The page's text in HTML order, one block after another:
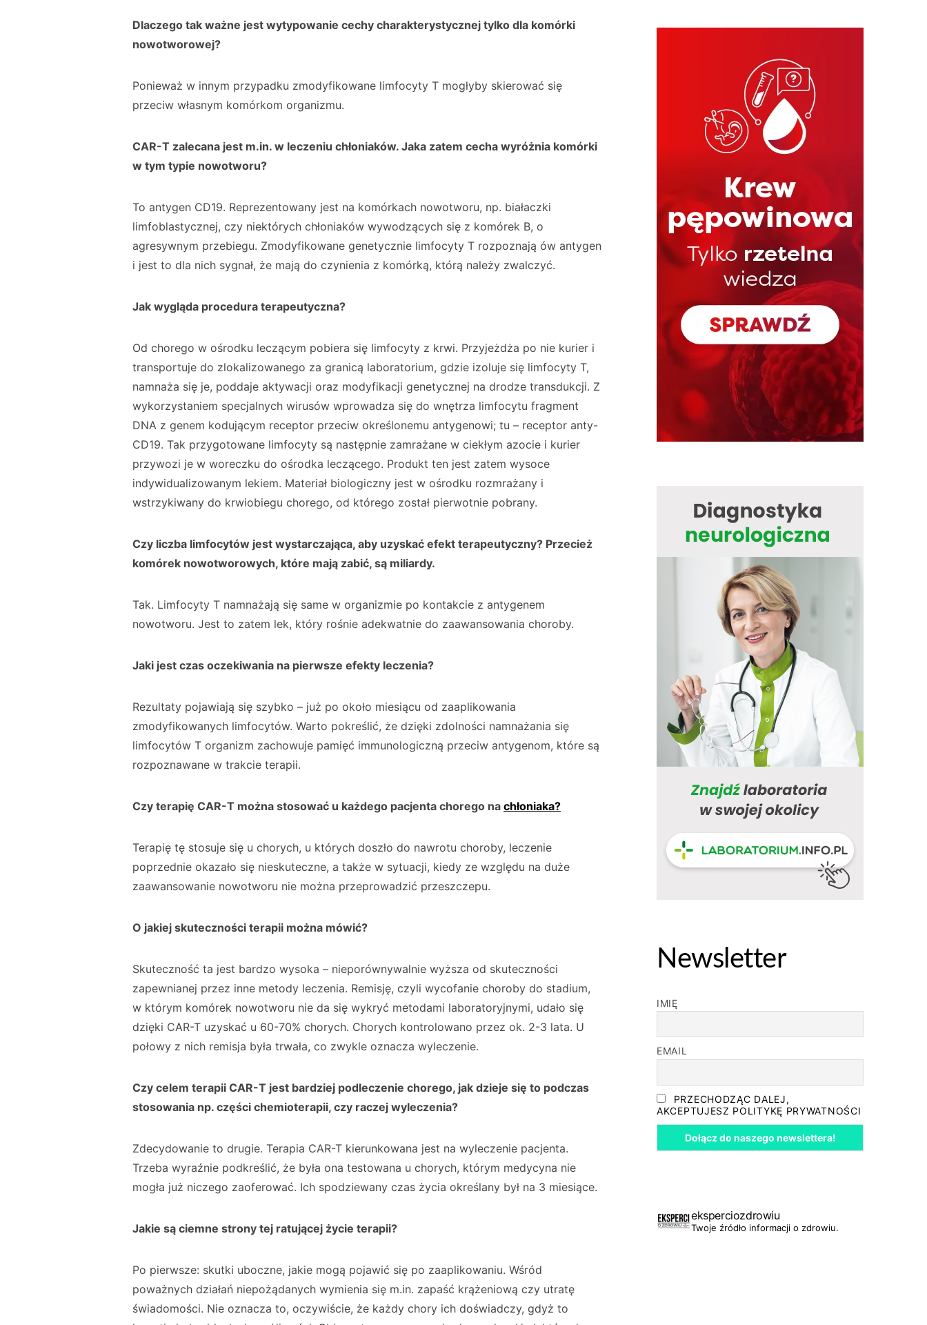
Dlaczego tak ważne jest wytypowanie cechy charakterystycznej tylko dla komórki
nowotworowej?
Ponieważ w innym przypadku zmodyfikowane limfocyty T mogłyby skierować się
przeciw własnym komórkom organizmu.
CAR-T zalecana jest m.in. w leczeniu chłoniaków. Jaka zatem cecha wyróżnia komórki
w tym typie nowotworu?
To antygen CD19. Reprezentowany jest na komórkach nowotworu, np. białaczki
limfoblastycznej, czy niektórych chłoniaków wywodzących się z komórek B, o
agresywnym przebiegu. Zmodyfikowane genetycznie limfocyty T rozpoznają ów antygen
i jest to dla nich sygnał, że mają do czynienia z komórką, którą należy zwalczyć.
Jak wygląda procedura terapeutyczna?
Od chorego w ośrodku leczącym pobiera się limfocyty z krwi. Przyjeżdża po nie kurier i
transportuje do zlokalizowanego za granicą laboratorium, gdzie izoluje się limfocyty T,
namnaża się je, poddaje aktywacji oraz modyfikacji genetycznej na drodze transdukcji. Z
wykorzystaniem specjalnych wirusów wprowadza się do wnętrza limfocytu fragment
DNA z genem kodującym receptor przeciw określonemu antygenowi; tu – receptor anty-
CD19. Tak przygotowane limfocyty są następnie zamrażane w ciekłym azocie i kurier
przywozi je w woreczku do ośrodka leczącego. Produkt ten jest zatem wysoce
indywidualizowanym lekiem. Materiał biologiczny jest w ośrodku rozmrażany i
wstrzykiwany do krwiobiegu chorego, od którego został pierwotnie pobrany.
Czy liczba limfocytów jest wystarczająca, aby uzyskać efekt terapeutyczny? Przecież
komórek nowotworowych, które mają zabić, są miliardy.
Tak. Limfocyty T namnażają się same w organizmie po kontakcie z antygenem
nowotworu. Jest to zatem lek, który rośnie adekwatnie do zaawansowania choroby.
Jaki jest czas oczekiwania na pierwsze efekty leczenia?
Rezultaty pojawiają się szybko – już po około miesiącu od zaaplikowania
zmodyfikowanych limfocytów. Warto pokreślić, że dzięki zdolności namnażania się
limfocytów T organizm zachowuje pamięć immunologiczną przeciw antygenom, które są
rozpoznawane w trakcie terapii.
Czy terapię CAR-T można stosować u każdego pacjenta chorego na chłoniaka?
Terapię tę stosuje się u chorych, u których doszło do nawrotu choroby, leczenie
poprzednie okazało się nieskuteczne, a także w sytuacji, kiedy ze względu na duże
zaawansowanie nowotworu nie można przeprowadzić przeszczepu.
O jakiej skuteczności terapii można mówić?
Skuteczność ta jest bardzo wysoka – nieporównywalnie wyższa od skuteczności
zapewnianej przez inne metody leczenia. Remisję, czyli wycofanie choroby do stadium,
w którym komórek nowotworu nie da się wykryć metodami laboratoryjnymi, udało się
dzięki CAR-T uzyskać u 60-70% chorych. Chorych kontrolowano przez ok. 2-3 lata. U
połowy z nich remisja była trwała, co zwykle oznacza wyleczenie.
Czy celem terapii CAR-T jest bardziej podleczenie chorego, jak dzieje się to podczas
stosowania np. części chemioterapii, czy raczej wyleczenia?
Zdecydowanie to drugie. Terapia CAR-T kierunkowana jest na wyleczenie pacjenta.
Trzeba wyraźnie podkreślić, że była ona testowana u chorych, którym medycyna nie
mogła już niczego zaoferować. Ich spodziewany czas życia określany był na 3 miesiące.
Jakie są ciemne strony tej ratującej życie terapii?
Po pierwsze: skutki uboczne, jakie mogą pojawić się po zaaplikowaniu. Wśród
poważnych działań niepożądanych wymienia się m.in. zapaść krążeniową czy utratę
świadomości. Nie oznacza to, oczywiście, że każdy chory ich doświadczy, gdyż to
Newsletter
IMIĘ
EMAIL
PRZECHODZĄC DALEJ,
AKCEPTUJESZ POLITYKĘ PRYWATNOŚCI
eksperciozdrowiu
Twoje źródło informacji o zdrowiu.